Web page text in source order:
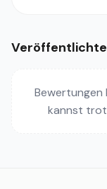
Bewertungen
kannst